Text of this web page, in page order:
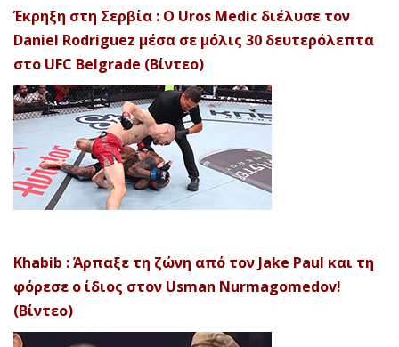
Έκρηξη στη Σερβία : Ο Uros Medic διέλυσε τον
Daniel Rodriguez μέσα σε μόλις 30 δευτερόλεπτα
στο UFC Belgrade (Βίντεο)
Khabib : Άρπαξε τη ζώνη από τον Jake Paul και τη
φόρεσε ο ίδιος στον Usman Nurmagomedov!
(Βίντεο)